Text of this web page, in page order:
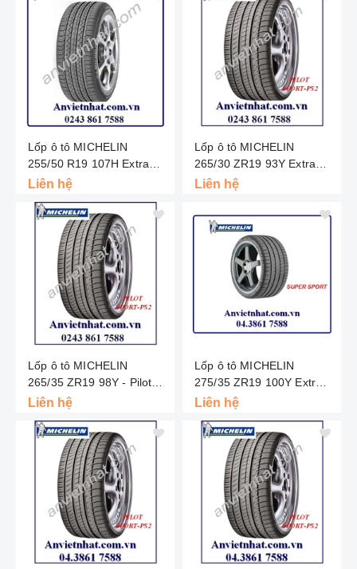
Lốp ô tô MICHELIN
255/50 R19 107H Extra
Load - Latitude Tour HP -
Liên hệ
Lốp ô tô MICHELIN
265/30 ZR19 93Y Extra
Load - Pilot Super Sport -
Liên hệ
Lốp ô tô MICHELIN
265/35 ZR19 98Y - Pilot
super Sport MO - Châu Âu
Liên hệ
Lốp ô tô MICHELIN
275/35 ZR19 100Y Extra
Load - Pilot Super Sport -
Liên hệ